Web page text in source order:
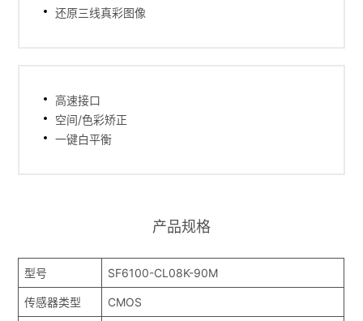
还原三线真彩图像
高速接口
空间/色彩矫正
一键白平衡
产品规格
型号 SF6100-CL08K-90M
传感器类型 CMOS